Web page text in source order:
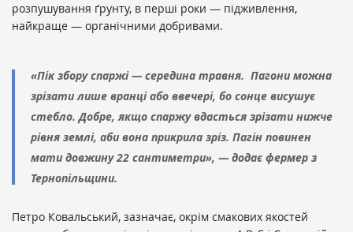
розпушування ґрунту, в перші роки — підживлення,
найкраще — органічними добривами.
«Пік збору спаржі — середина травня. Пагони можна
зрізати лише вранці або ввечері, бо сонце висушує
стебло. Добре, якщо спаржу вдасться зрізати нижче
рівня землі, аби вона прикрила зріз. Пагін повинен
мати довжину 22 сантиметри», — додає фермер з
Тернопільщини.
Петро Ковальський, зазначає, окрім смакових якостей